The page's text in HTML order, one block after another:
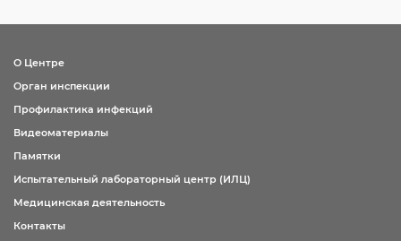
О Центре
Орган инспекции
Профилактика инфекций
Видеоматериалы
Памятки
Испытательный лабораторный центр (ИЛЦ)
Медицинская деятельность
Контакты